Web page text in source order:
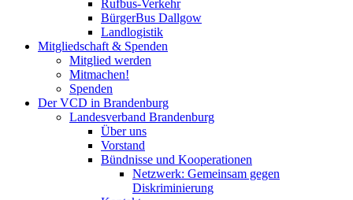
Rufbus-Verkehr
BürgerBus Dallgow
Landlogistik
Mitgliedschaft & Spenden
Mitglied werden
Mitmachen!
Spenden
Der VCD in Brandenburg
Landesverband Brandenburg
Über uns
Vorstand
Bündnisse und Kooperationen
Netzwerk: Gemeinsam gegen
Diskriminierung